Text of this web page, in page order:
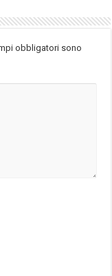
obbligatori sono